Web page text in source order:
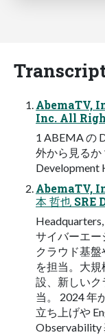
AbemaTV,
Inc. All
1 ABEMA の
外から⾒るか
Development
AbemaTV,
本 哲也
サイバーエー
クラウド基
を担当。⼤
設、新しいク
当。 2024 年
⽴ち上げや
Observability